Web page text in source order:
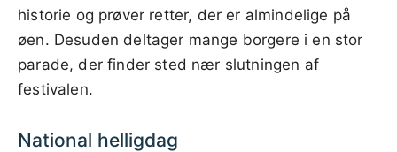
historie og prøver retter, der er almindelige på
øen. Desuden deltager mange borgere i en stor
parade, der finder sted nær slutningen af
festivalen.
National helligdag